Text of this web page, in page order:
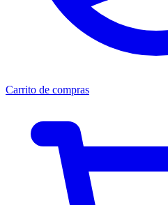
Carrito de compras